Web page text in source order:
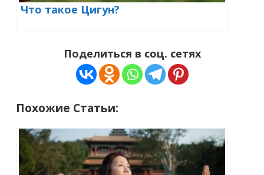
Что такое Цигун?
Поделиться в соц. сетях
Похожие Статьи: